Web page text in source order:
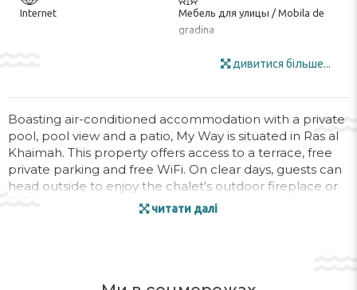
Internet
Мебель для улицы / Mobila de
gradina
терраса / Terasa la soare
toate zonele
Archery ($) / Стрельба из
лука ($) / Tir cu arcul ($)
BBQ Facilities /
Принадлежности для
барбекю / Facilități de grătar
Chess / Board Games /
Шахматы / Настольные игры /
Șah / Jocuri de societate
Diving ($) / Дайвинг ($) /
дивитися більше...
Boasting air-conditioned accommodation with a private
pool, pool view and a patio, My Way is situated in Ras al
Khaimah. This property offers access to a terrace, free
private parking and free WiFi. On clear days, guests can
head outside to enjoy the chalet's outdoor fireplace or
simply kick back and relax.
entrance leads guests into the chalet, where they can
читати далі